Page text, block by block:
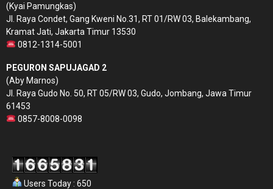
(Kyai Pamungkas)
Jl. Raya Condet, Gang Kweni No.31, RT 01/RW 03, Balekambang,
Kramat Jati, Jakarta Timur 13530
0812-1314-5001
PEGURON SAPUJAGAD 2
(Aby Marnos)
Jl. Raya Gudo No. 50, RT 05/RW 03, Gudo, Jombang, Jawa Timur
61453
0857-8008-0098
Users Today : 650